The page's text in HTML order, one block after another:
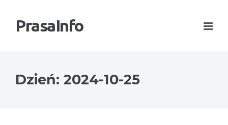
PrasaInfo
Dzień: 2024-10-25